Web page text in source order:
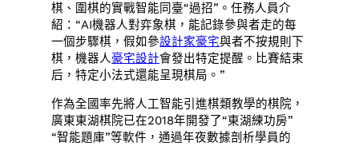
棋、圍棋的實戰智能同臺“過招”。任務人員介
紹：“AI機器人對弈象棋，能記錄參與者走的每
一個步驟棋，假如參設計家豪宅與者不按規則下
棋，機器人豪宅設計會發出特定提醒。比賽結束
后，特定小法式還能呈現棋局。”
作為全國率先將人工智能引進棋類教學的棋院，
廣東東湖棋院已在2018年開發了“東湖練功房”
“智能題庫”等軟件，通過年夜數據剖析學員的